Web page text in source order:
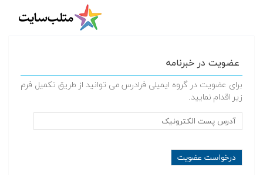
عضویت در خبرنامه
برای عضویت در گروه ایمیلی فرادرس می توانید از طریق تکمیل فرم
زیر اقدام نمایید.